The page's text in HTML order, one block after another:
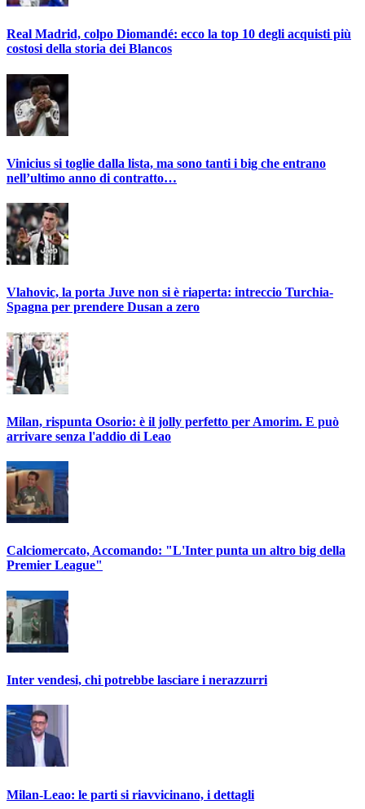
Real Madrid, colpo Diomandé: ecco la top 10 degli acquisti più
costosi della storia dei Blancos
Vinicius si toglie dalla lista, ma sono tanti i big che entrano
nell’ultimo anno di contratto…
Vlahovic, la porta Juve non si è riaperta: intreccio Turchia-
Spagna per prendere Dusan a zero
Milan, rispunta Osorio: è il jolly perfetto per Amorim. E può
arrivare senza l'addio di Leao
Calciomercato, Accomando: "L'Inter punta un altro big della
Premier League"
Inter vendesi, chi potrebbe lasciare i nerazzurri
Milan-Leao: le parti si riavvicinano, i dettagli